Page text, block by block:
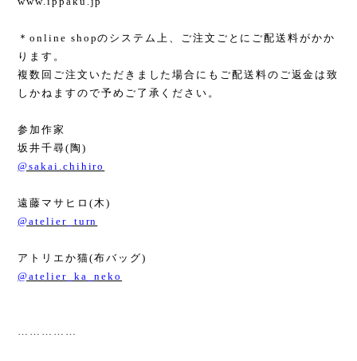
＊online shopのシステム上、ご注文ごとにご配送料がかか
ります。
複数回ご注文いただきました場合にもご配送料のご返金は致
しかねますので予めご了承ください。
参加作家
坂井千尋( 陶 )
@sakai.chihiro
遠藤マサヒロ (木 )
@atelier_turn
アトリエか猫(布バッグ)
@atelier_ka_neko
……………